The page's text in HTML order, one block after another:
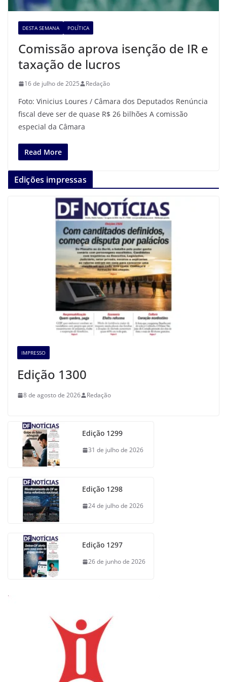
DESTA SEMANA POLÍTICA
Comissão aprova isenção de IR e
taxação de lucros
16 de julho de 2025 Redação
Foto: Vinicius Loures / Câmara dos Deputados Renúncia
fiscal deve ser de quase R$ 26 bilhões A comissão
especial da Câmara
Read More
Edições impressas
IMPRESSO
Edição 1300
8 de agosto de 2026 Redação
Edição 1299
31 de julho de 2026
Edição 1298
24 de julho de 2026
Edição 1297
26 de junho de 2026